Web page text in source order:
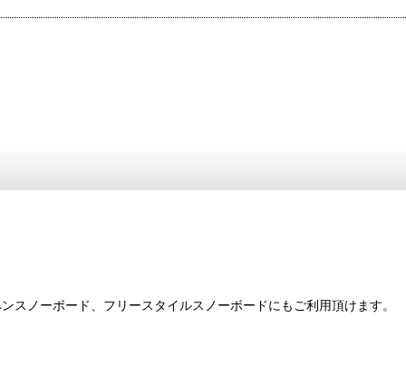
ノーボード、フリースタイルスノーボードにもご利用頂けます。